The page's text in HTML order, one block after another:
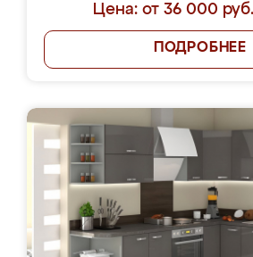
Цена: от 36 000
ПОДРОБНЕЕ